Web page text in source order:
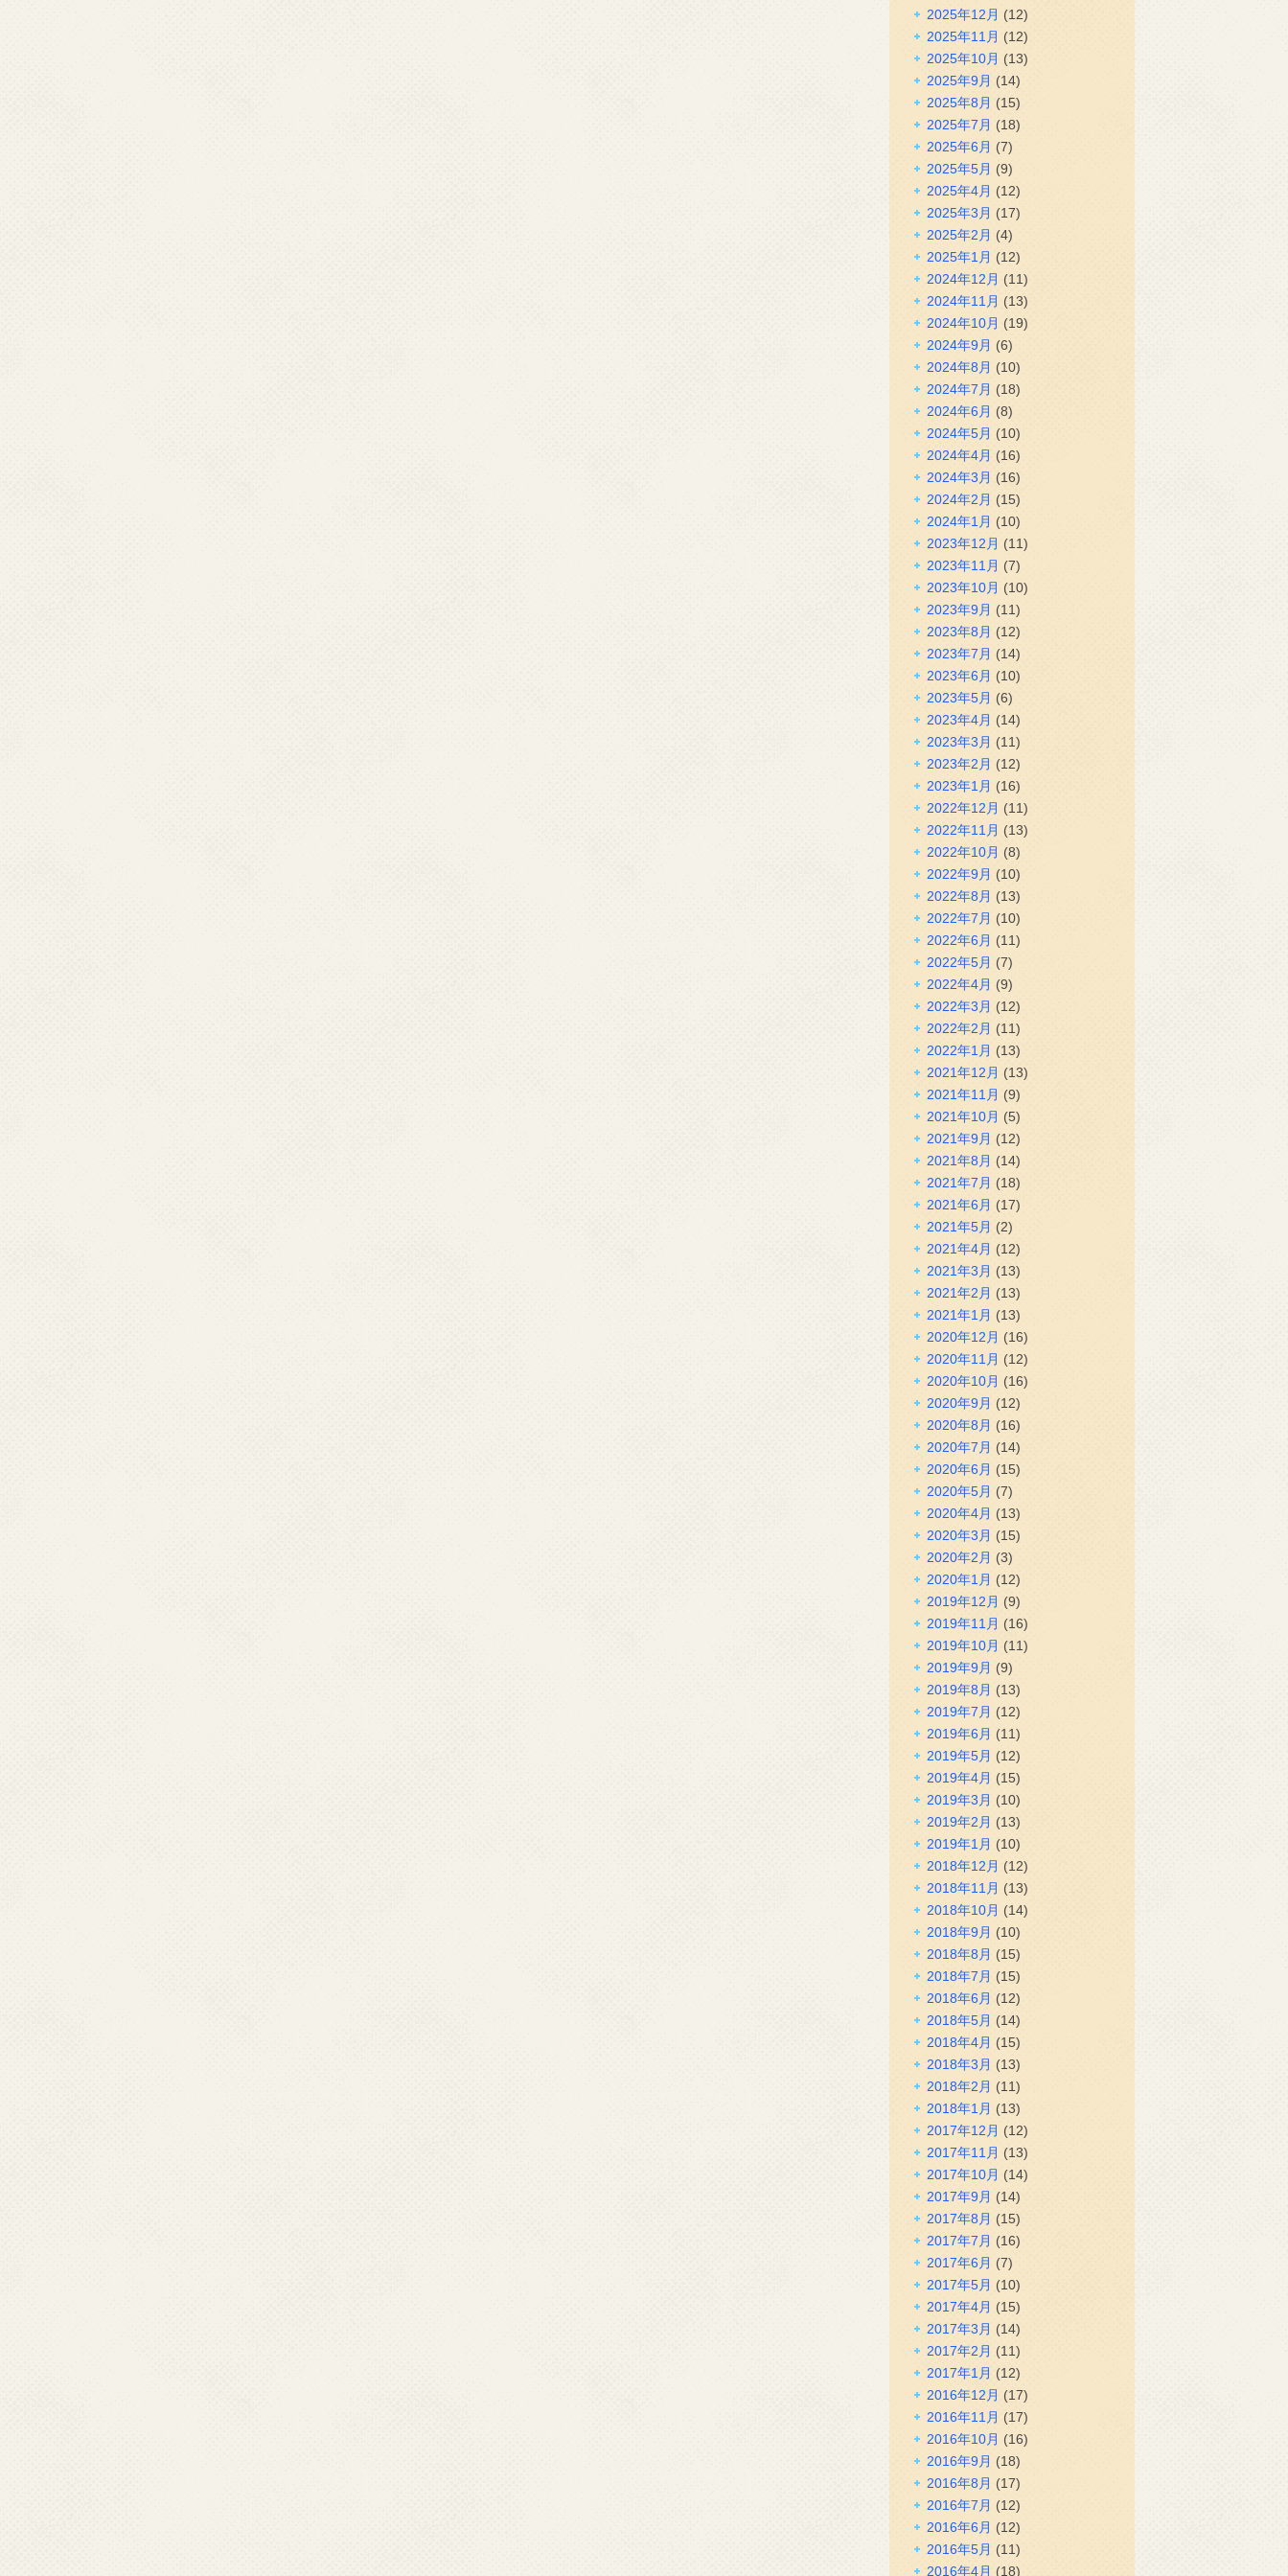
2025年12月 (12)
2025年11月 (12)
2025年10月 (13)
2025年9月 (14)
2025年8月 (15)
2025年7月 (18)
2025年6月 (7)
2025年5月 (9)
2025年4月 (12)
2025年3月 (17)
2025年2月 (4)
2025年1月 (12)
2024年12月 (11)
2024年11月 (13)
2024年10月 (19)
2024年9月 (6)
2024年8月 (10)
2024年7月 (18)
2024年6月 (8)
2024年5月 (10)
2024年4月 (16)
2024年3月 (16)
2024年2月 (15)
2024年1月 (10)
2023年12月 (11)
2023年11月 (7)
2023年10月 (10)
2023年9月 (11)
2023年8月 (12)
2023年7月 (14)
2023年6月 (10)
2023年5月 (6)
2023年4月 (14)
2023年3月 (11)
2023年2月 (12)
2023年1月 (16)
2022年12月 (11)
2022年11月 (13)
2022年10月 (8)
2022年9月 (10)
2022年8月 (13)
2022年7月 (10)
2022年6月 (11)
2022年5月 (7)
2022年4月 (9)
2022年3月 (12)
2022年2月 (11)
2022年1月 (13)
2021年12月 (13)
2021年11月 (9)
2021年10月 (5)
2021年9月 (12)
2021年8月 (14)
2021年7月 (18)
2021年6月 (17)
2021年5月 (2)
2021年4月 (12)
2021年3月 (13)
2021年2月 (13)
2021年1月 (13)
2020年12月 (16)
2020年11月 (12)
2020年10月 (16)
2020年9月 (12)
2020年8月 (16)
2020年7月 (14)
2020年6月 (15)
2020年5月 (7)
2020年4月 (13)
2020年3月 (15)
2020年2月 (3)
2020年1月 (12)
2019年12月 (9)
2019年11月 (16)
2019年10月 (11)
2019年9月 (9)
2019年8月 (13)
2019年7月 (12)
2019年6月 (11)
2019年5月 (12)
2019年4月 (15)
2019年3月 (10)
2019年2月 (13)
2019年1月 (10)
2018年12月 (12)
2018年11月 (13)
2018年10月 (14)
2018年9月 (10)
2018年8月 (15)
2018年7月 (15)
2018年6月 (12)
2018年5月 (14)
2018年4月 (15)
2018年3月 (13)
2018年2月 (11)
2018年1月 (13)
2017年12月 (12)
2017年11月 (13)
2017年10月 (14)
2017年9月 (14)
2017年8月 (15)
2017年7月 (16)
2017年6月 (7)
2017年5月 (10)
2017年4月 (15)
2017年3月 (14)
2017年2月 (11)
2017年1月 (12)
2016年12月 (17)
2016年11月 (17)
2016年10月 (16)
2016年9月 (18)
2016年8月 (17)
2016年7月 (12)
2016年6月 (12)
2016年5月 (11)
2016年4月 (18)